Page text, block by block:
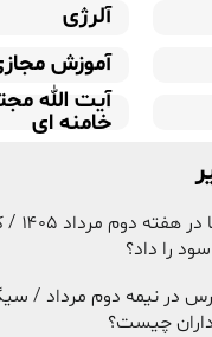
آلرژی
آموزش
آیت الله
خامنه ای
بازدهی
را داد؟
در نیمه دوم مرداد /
چیست؟